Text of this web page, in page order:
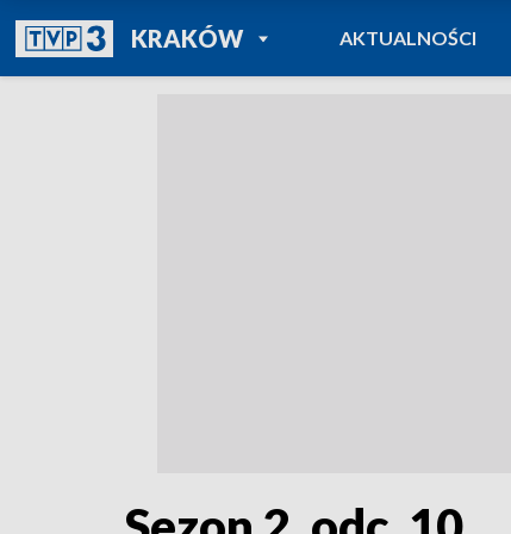
KRAKÓWPOWRÓT DO
TVP REGIONY
AKTUALNOŚCI